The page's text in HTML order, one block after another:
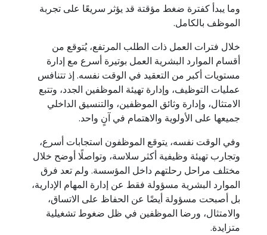
وما يبدأ كفترة ضغط مؤقتة قد يؤثر سريعًا على تجربة
الموظف بالكامل.
خلال فترات العمل ذات الطلب المرتفع، يُتوقع من
أقسام الموارد البشرية العمل بوتيرة أسرع مع إدارة
مستويات أكبر من التعقيد في الوقت نفسه. إذ تتنافس
عمليات التوظيف، وإدارة تهيئة الموظفين الجدد، وتتبع
الامتثال، وإدارة وثائق الموظفين، والتنسيق الداخلي
جميعها على الأولوية والاهتمام في آنٍ واحد.
وفي الوقت نفسه، يتوقع الموظفون استجابات أسرع،
وتجارب تهيئة وظيفية أكثر سلاسة، وتواصلًا أوضح خلال
مختلف مراحل رحلتهم داخل المؤسسة. ولم تعد فرق
الموارد البشرية مسؤولة فقط عن إدارة المهام الإدارية،
بل أصبحت مسؤولة أيضًا عن الحفاظ على الاتساق،
والامتثال، ورضا الموظفين في ظل ضغوط تشغيلية
متزايدة.